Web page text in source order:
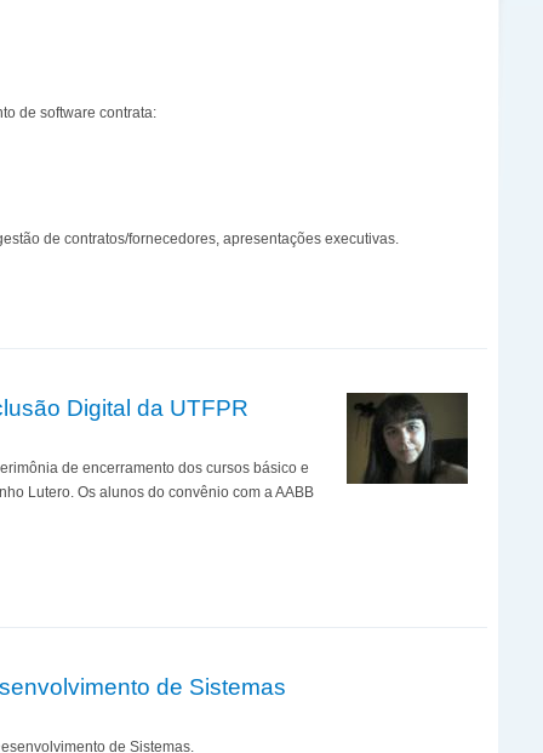
de software contrata:
de contratos/fornecedores, apresentações executivas.
Digital da UTFPR
de encerramento dos cursos básico e
Lutero. Os alunos do convênio com a AABB
de Sistemas
de Sistemas.